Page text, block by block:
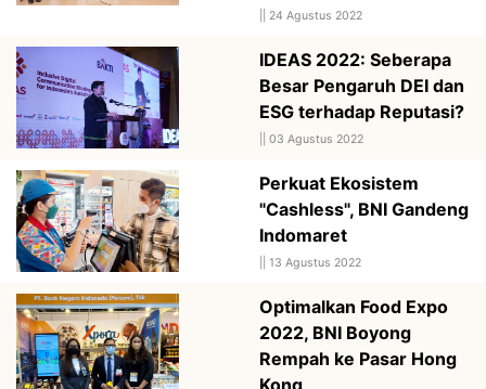
24 Agustus 2022
IDEAS 2022: Seberapa
Besar Pengaruh DEI dan
ESG terhadap Reputasi?
03 Agustus 2022
Perkuat Ekosistem
"Cashless", BNI Gandeng
Indomaret
13 Agustus 2022
Optimalkan Food Expo
2022, BNI Boyong
Rempah ke Pasar Hong
Kong